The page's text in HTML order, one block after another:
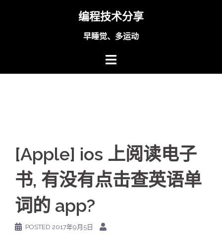
编程技术分享
早睡觉、多运动
[Apple] ios 上阅读电子
书, 有没有点击查英语单
词的 app?
POSTED 2017年9月5日